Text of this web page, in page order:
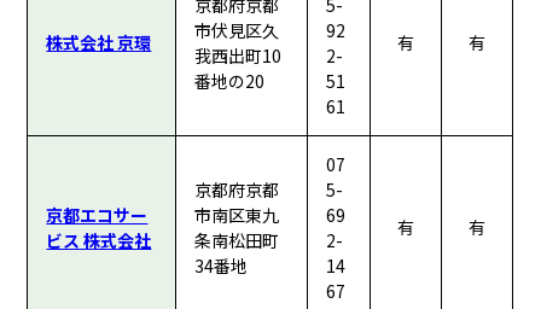
株式会社 京環
京都府京都
市伏見区久
我西出町10
番地の20
5-
92
2-
51
61
有 有
京都エコサー
ビス 株式会社
京都府京都
市南区東九
条南松田町
34番地
07
5-
69
2-
14
67
有 有